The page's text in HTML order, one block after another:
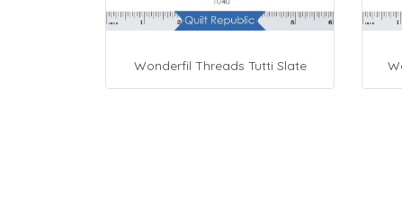
Wonderfil Threads Tutti Slate